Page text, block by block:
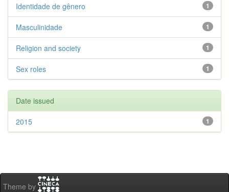
1
Identidade de gênero
1
Masculinidade
1
Religion and society
1
Sex roles
Date issued
1
2015
Theme by